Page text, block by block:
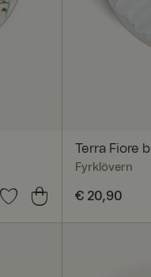
Terra Fiore
Fyrklövern
Prijs:€
€ 20,90